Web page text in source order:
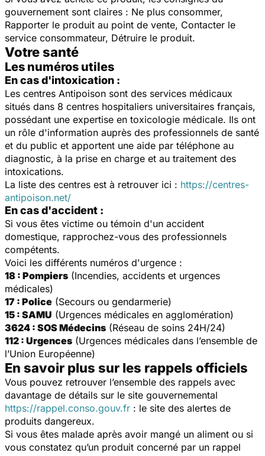
gouvernement sont claires : Ne plus consommer,
Rapporter le produit au point de vente, Contacter le
service consommateur, Détruire le produit.
Votre santé
Les numéros utiles
En cas d'intoxication :
Les centres Antipoison sont des services médicaux
situés dans 8 centres hospitaliers universitaires français,
possédant une expertise en toxicologie médicale. Ils ont
un rôle d'information auprès des professionnels de santé
et du public et apportent une aide par téléphone au
diagnostic, à la prise en charge et au traitement des
intoxications.
La liste des centres est à retrouver ici : https://centres-
antipoison.net/
En cas d'accident :
Si vous êtes victime ou témoin d'un accident
domestique, rapprochez-vous des professionnels
compétents.
Voici les différents numéros d'urgence :
18 : Pompiers (Incendies, accidents et urgences
médicales)
17 : Police (Secours ou gendarmerie)
15 : SAMU (Urgences médicales en agglomération)
3624 : SOS Médecins (Réseau de soins 24H/24)
112 : Urgences (Urgences médicales dans l’ensemble de
l’Union Européenne)
En savoir plus sur les rappels officiels
Vous pouvez retrouver l’ensemble des rappels avec
davantage de détails sur le site gouvernemental
https://rappel.conso.gouv.fr : le site des alertes de
produits dangereux.
Si vous êtes malade après avoir mangé un aliment ou si
vous constatez qu’un produit concerné par un rappel